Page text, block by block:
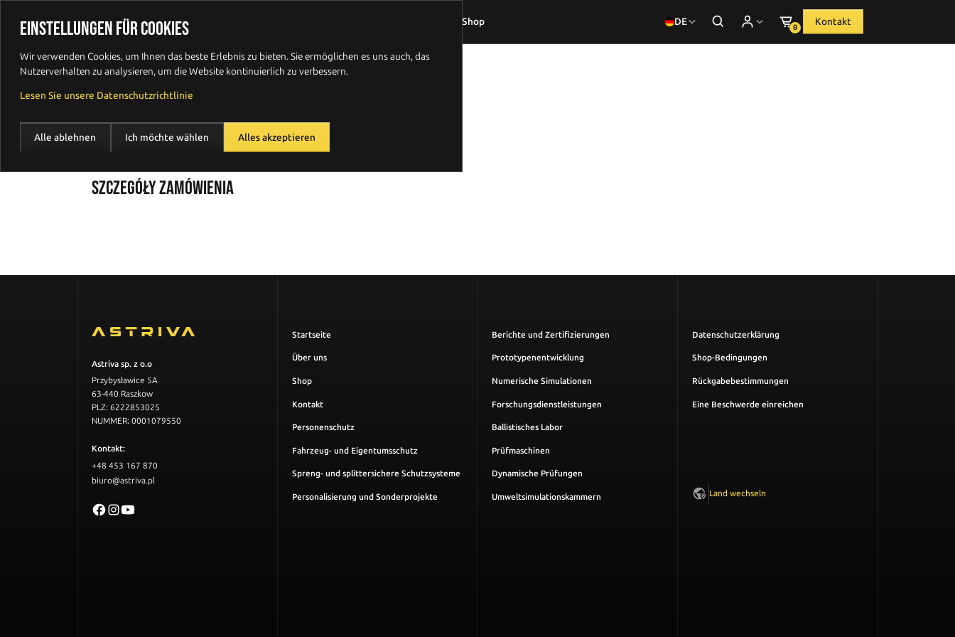
EINSTELLUNGEN FÜR COOKIES
Wir verwenden Cookies, um Ihnen das beste Erlebnis zu bieten. Sie ermöglichen es uns auch, das
Nutzerverhalten zu analysieren, um die Website kontinuierlich zu verbessern.
Lesen Sie unsere Datenschutzrichtlinie
Alle ablehnen Ich möchte wählen Alles akzeptieren
Shop DE 0 Kontakt
CZEŚĆ
SZCZEGÓŁY ZAMÓWIENIA
Astriva sp. z o.o
Przybysławice 5A
63-440 Raszkow
PLZ: 6222853025
NUMMER: 0001079550
Kontakt:
+48 453 167 870
biuro@astriva.pl
Startseite
Über uns
Shop
Kontakt
Personenschutz
Fahrzeug- und Eigentumsschutz
Spreng- und splittersichere Schutzsysteme
Personalisierung und Sonderprojekte
Berichte und Zertifizierungen
Prototypenentwicklung
Numerische Simulationen
Forschungsdienstleistungen
Ballistisches Labor
Prüfmaschinen
Dynamische Prüfungen
Umweltsimulationskammern
Datenschutzerklärung
Shop-Bedingungen
Rückgabebestimmungen
Eine Beschwerde einreichen
Land wechseln